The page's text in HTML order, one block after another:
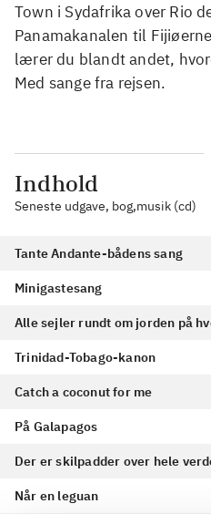
Town i Sydafrika over Rio
Panamakanalen til
lærer du blandt andet,
Med sange fra rejsen.
Indhold
Seneste udgave, bog,musik (cd)
Tante Andante-bådens sang
Minigastesang
Alle sejler rundt om jorden på
Trinidad-Tobago-kanon
Catch a coconut for me
På Galapagos
Der er skilpadder over hele
Når en leguan